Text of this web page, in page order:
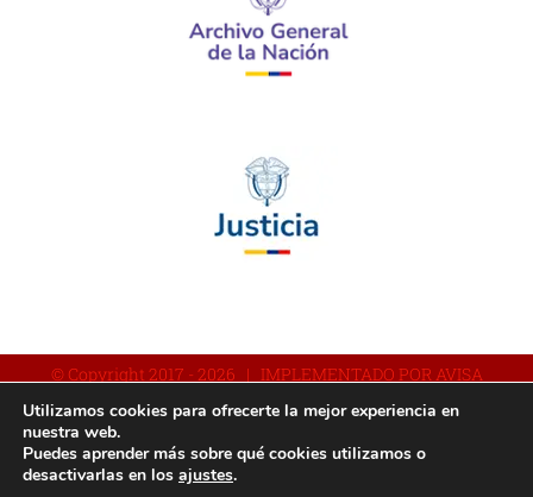
© Copyright 2017 - 2026 | IMPLEMENTADO POR AVISA
FacebookYouTubeInstagram
Utilizamos cookies para ofrecerte la mejor experiencia en
nuestra web.
Puedes aprender más sobre qué cookies utilizamos o
desactivarlas en los ajustes.